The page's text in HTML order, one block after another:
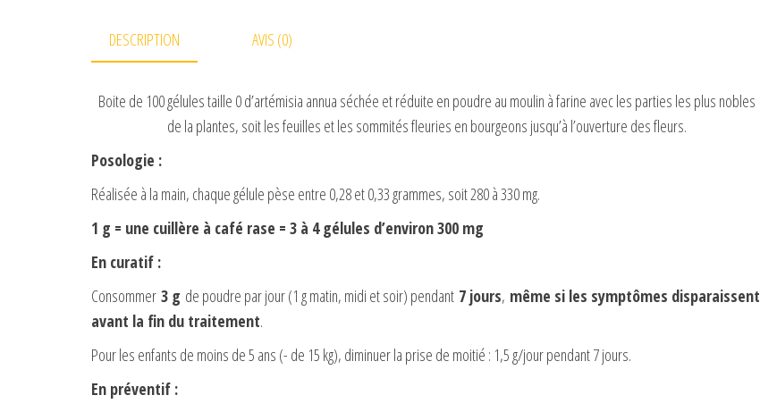
DESCRIPTION AVIS (0)
Boite de 100 gélules taille 0 d’artémisia annua séchée et réduite en poudre au moulin à farine avec les parties les plus nobles
de la plantes, soit les feuilles et les sommités fleuries en bourgeons jusqu’à l’ouverture des fleurs.
Posologie :
Réalisée à la main, chaque gélule pèse entre 0,28 et 0,33 grammes, soit 280 à 330 mg.
1 g = une cuillère à café rase = 3 à 4 gélules d’environ 300 mg
En curatif :
Consommer 3 g de poudre par jour (1 g matin, midi et soir) pendant 7 jours, même si les symptômes disparaissent
avant la fin du traitement.
Pour les enfants de moins de 5 ans (- de 15 kg), diminuer la prise de moitié : 1,5 g/jour pendant 7 jours.
En préventif :